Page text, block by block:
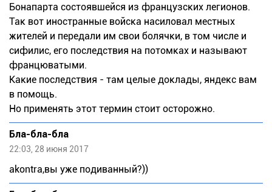
Бонапарта состоявшейся из французских легионов.
Так вот иностранные войска насиловал местных
жителей и передали им свои болячки, в том числе и
сифилис, его последствия на потомках и называют
францюватыми.
Какие последствия - там целые доклады, яндекс вам
в помощь.
Но применять этот термин стоит осторожно.
Бла-бла-бла
22:03, 28 июня 2017
akontra,вы уже подиванный?))